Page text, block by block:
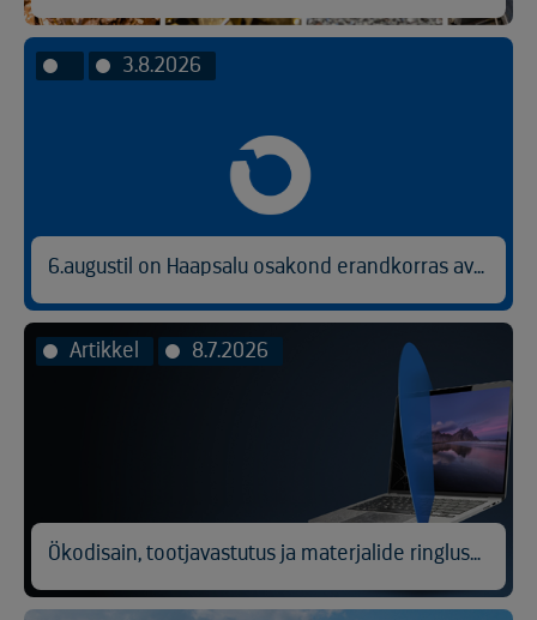
3.8.2026
6.augustil on Haapsalu osakond erandkorras avatud kl 9.00-14.30.
Artikkel 8.7.2026
Ökodisain, tootjavastutus ja materjalide ringlussevõtt